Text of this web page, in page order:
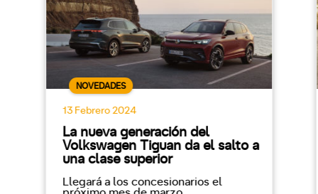
NOVEDADES
13 Febrero 2024
La nueva generación del
Volkswagen Tiguan da el salto a
una clase superior
Llegará a los concesionarios el